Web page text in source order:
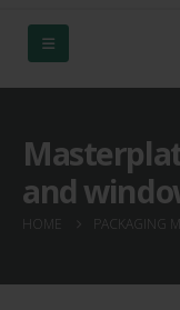
and
HOME PACKAGING